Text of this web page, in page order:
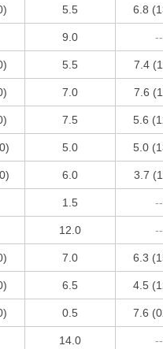
5.5 6.8
9.0
5.5 7.4
7.0 7.6
7.5 5.6
5.0 5.0
6.0 3.7
1.5
12.0
7.0 6.3
6.5 4.5
0.5 7.6
14.0